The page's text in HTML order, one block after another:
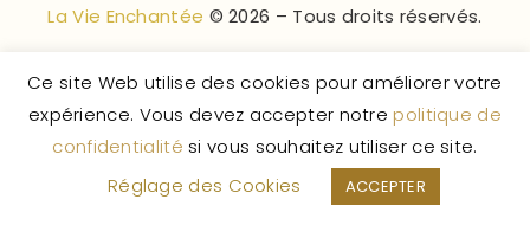
La Vie Enchantée © 2026 – Tous droits réservés.
Ce site Web utilise des cookies pour améliorer votre
expérience. Vous devez accepter notre politique de
confidentialité si vous souhaitez utiliser ce site.
Réglage des Cookies
ACCEPTER